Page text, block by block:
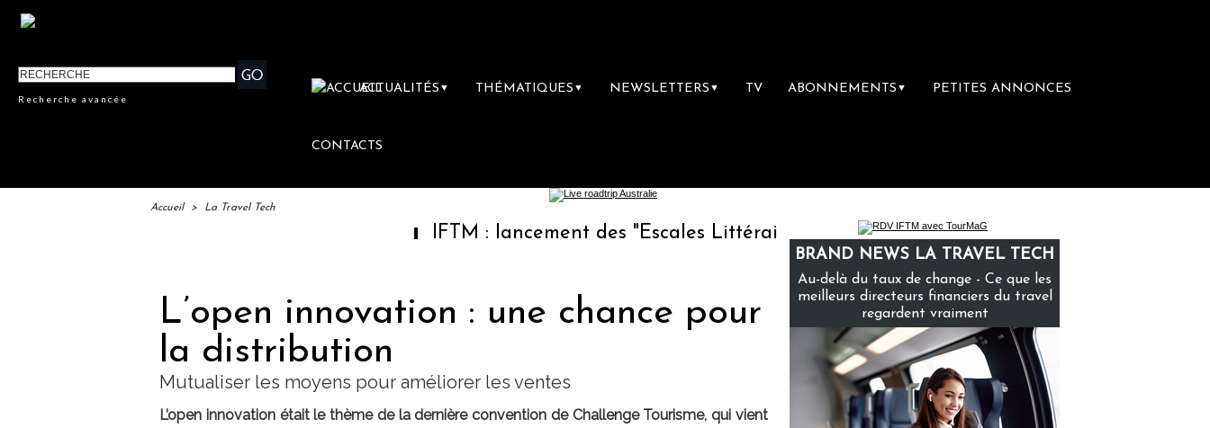
Recherche avancée
ACTUALITÉS ▼ THÉMATIQUES ▼ NEWSLETTERS ▼ TV ABONNEMENTS ▼ PETITES ANNONCES
CONTACTS
Accueil > La Travel Tech
IFTM : lancement des "Escales Littéraires", la première librairie du voyage
L’open innovation : une chance pour
la distribution
Mutualiser les moyens pour améliorer les ventes
L’open innovation était le thème de la dernière convention de Challenge Tourisme, qui vient
BRAND NEWS LA TRAVEL TECH
Au-delà du taux de change - Ce que les
meilleurs directeurs financiers du travel
regardent vraiment